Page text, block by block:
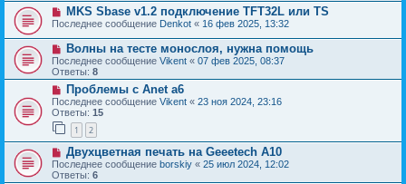
MKS Sbase v1.2 подключение TFT32L или TS
Последнее сообщение Denkot « 16 фев 2025, 13:32
Волны на тесте монослоя, нужна помощь
Последнее сообщение Vikent « 07 фев 2025, 08:37
Ответы: 8
Проблемы с Anet a6
Последнее сообщение Vikent « 23 ноя 2024, 23:16
Ответы: 15
1 2
Двухцветная печать на Geeetech А10
Последнее сообщение borskiy « 25 июл 2024, 12:02
Ответы: 6